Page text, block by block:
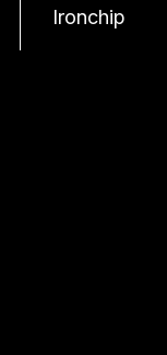
Ironchip